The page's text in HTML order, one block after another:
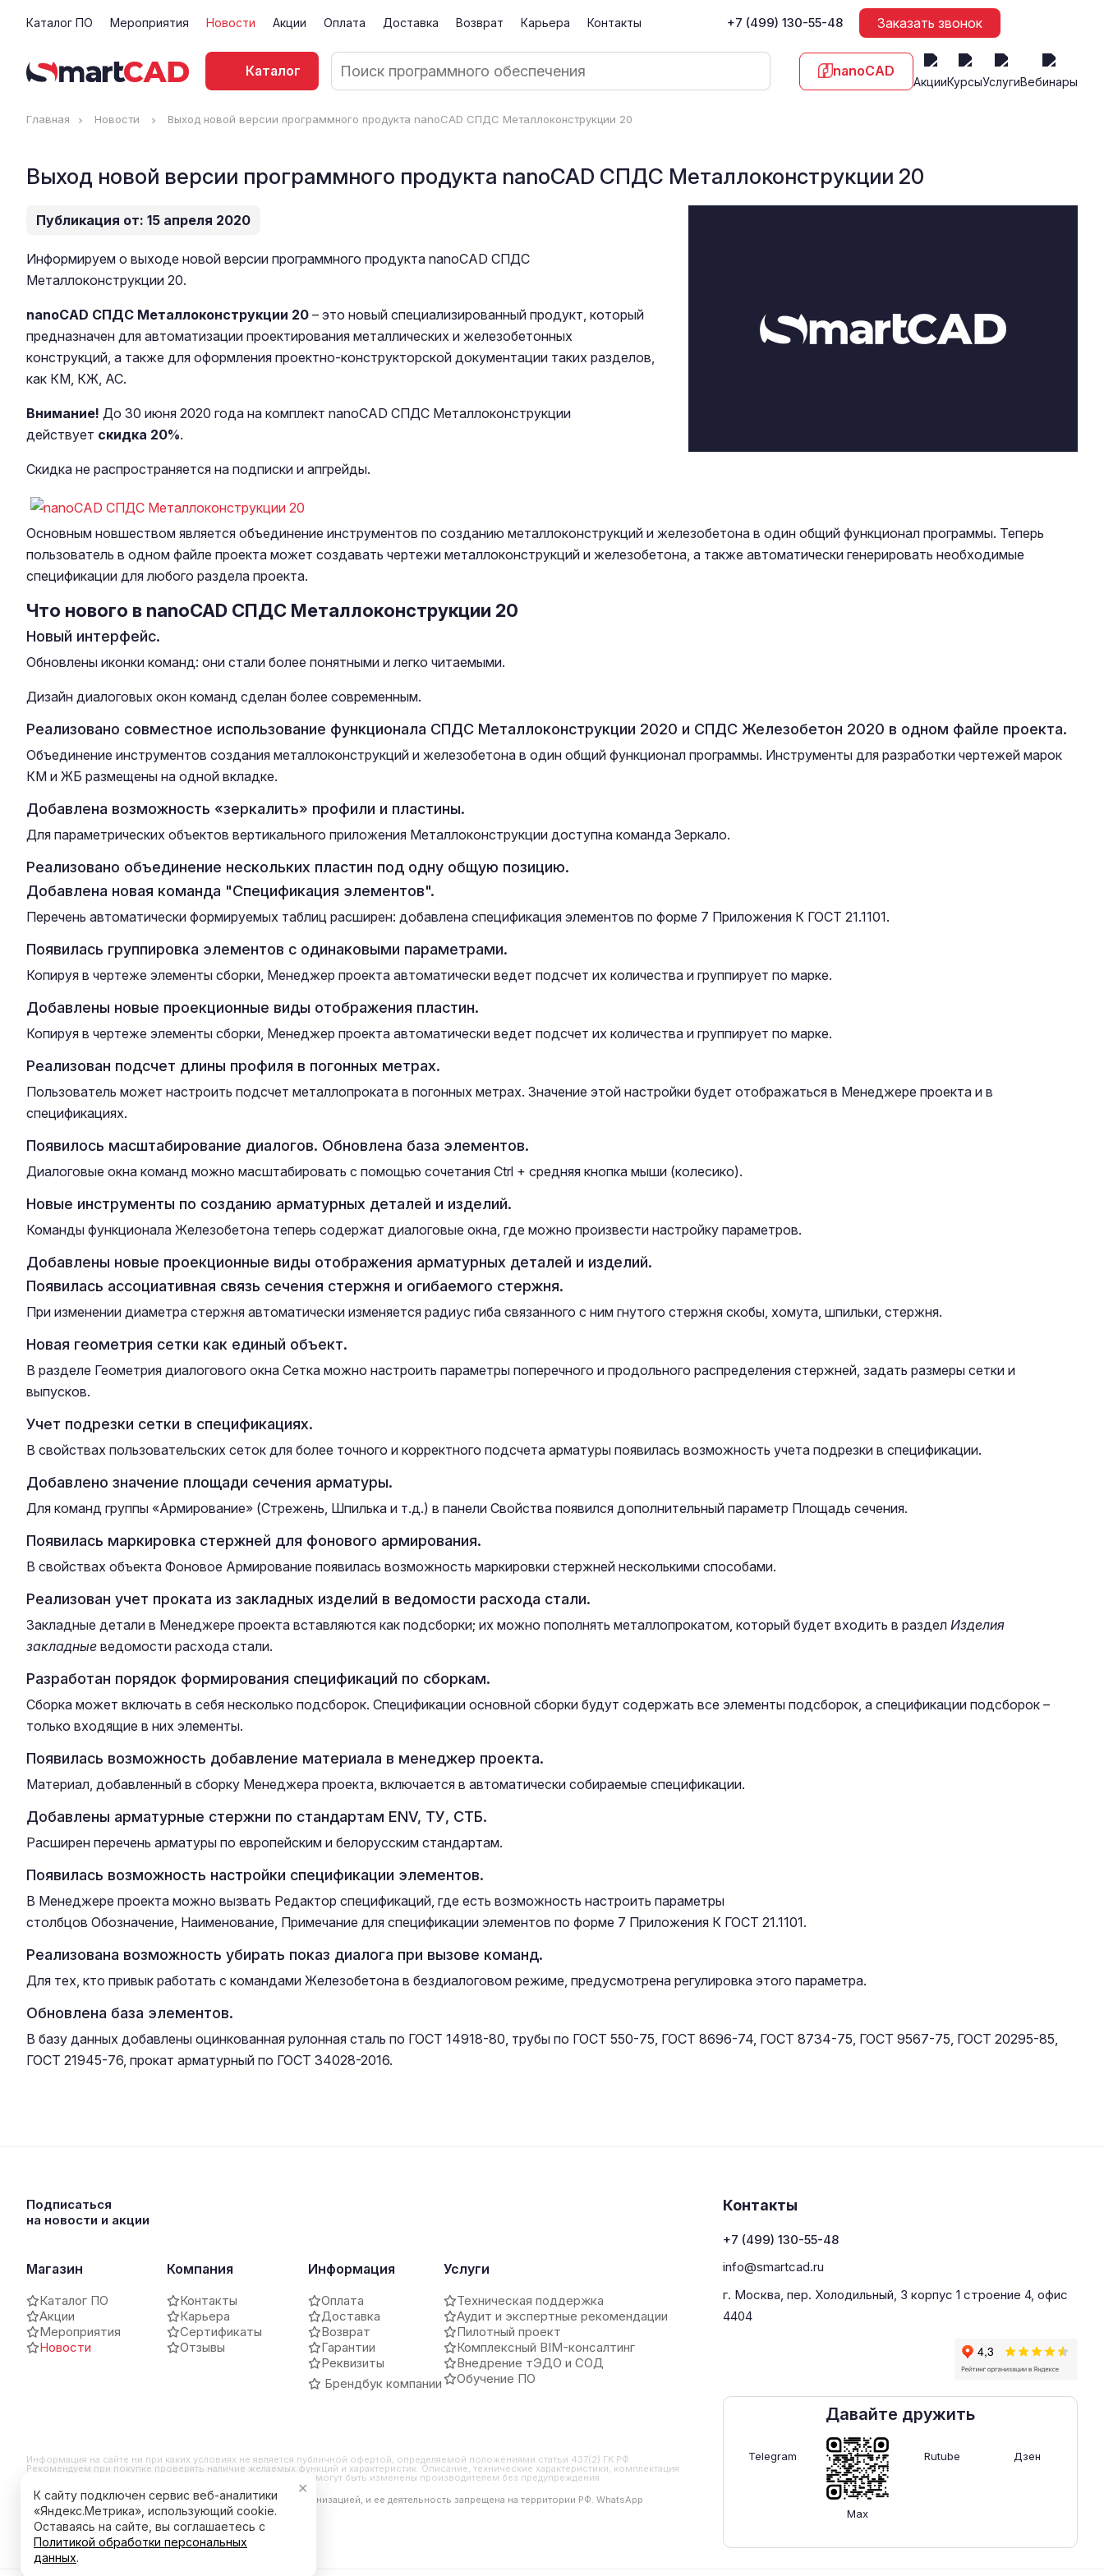
Каталог ПО Мероприятия Новости Акции Оплата Доставка Возврат Карьера Контакты +7 (499) 130-55-48 Заказать звонок
Каталог nanoCAD
АкцииКурсыУслугиВебинары
Главная Новости Выход новой версии программного продукта nanoCAD СПДС Металлоконструкции 20
Выход новой версии программного продукта nanoCAD СПДС Металлоконструкции 20
Публикация от: 15 апреля 2020
Информируем о выходе новой версии программного продукта nanoCAD СПДС
Металлоконструкции 20.
nanoCAD СПДС Металлоконструкции 20 – это новый специализированный продукт, который
предназначен для автоматизации проектирования металлических и железобетонных
конструкций, а также для оформления проектно-конструкторской документации таких разделов,
как КМ, КЖ, АС.
Внимание! До 30 июня 2020 года на комплект nanoCAD СПДС Металлоконструкции
действует скидка 20%.
Скидка не распространяется на подписки и апгрейды.
Основным новшеством является объединение инструментов по созданию металлоконструкций и железобетона в один общий функционал программы. Теперь
пользователь в одном файле проекта может создавать чертежи металлоконструкций и железобетона, а также автоматически генерировать необходимые
спецификации для любого раздела проекта.
Что нового в nanoCAD СПДС Металлоконструкции 20
Новый интерфейс.
Обновлены иконки команд: они стали более понятными и легко читаемыми.
Дизайн диалоговых окон команд сделан более современным.
Реализовано совместное использование функционала СПДС Металлоконструкции 2020 и СПДС Железобетон 2020 в одном файле проекта.
Объединение инструментов создания металлоконструкций и железобетона в один общий функционал программы. Инструменты для разработки чертежей марок
КМ и ЖБ размещены на одной вкладке.
Добавлена возможность «зеркалить» профили и пластины.
Для параметрических объектов вертикального приложения Металлоконструкции доступна команда Зеркало.
Реализовано объединение нескольких пластин под одну общую позицию.
Добавлена новая команда "Спецификация элементов".
Перечень автоматически формируемых таблиц расширен: добавлена спецификация элементов по форме 7 Приложения К ГОСТ 21.1101.
Появилась группировка элементов с одинаковыми параметрами.
Копируя в чертеже элементы сборки, Менеджер проекта автоматически ведет подсчет их количества и группирует по марке.
Добавлены новые проекционные виды отображения пластин.
Копируя в чертеже элементы сборки, Менеджер проекта автоматически ведет подсчет их количества и группирует по марке.
Реализован подсчет длины профиля в погонных метрах.
Пользователь может настроить подсчет металлопроката в погонных метрах. Значение этой настройки будет отображаться в Менеджере проекта и в
спецификациях.
Появилось масштабирование диалогов. Обновлена база элементов.
Диалоговые окна команд можно масштабировать с помощью сочетания Ctrl + средняя кнопка мыши (колесико).
Новые инструменты по созданию арматурных деталей и изделий.
Команды функционала Железобетона теперь содержат диалоговые окна, где можно произвести настройку параметров.
Добавлены новые проекционные виды отображения арматурных деталей и изделий.
Появилась ассоциативная связь сечения стержня и огибаемого стержня.
При изменении диаметра стержня автоматически изменяется радиус гиба связанного с ним гнутого стержня скобы, хомута, шпильки, стержня.
Новая геометрия сетки как единый объект.
В разделе Геометрия диалогового окна Сетка можно настроить параметры поперечного и продольного распределения стержней, задать размеры сетки и
выпусков.
Учет подрезки сетки в спецификациях.
В свойствах пользовательских сеток для более точного и корректного подсчета арматуры появилась возможность учета подрезки в спецификации.
Добавлено значение площади сечения арматуры.
Для команд группы «Армирование» (Стрежень, Шпилька и т.д.) в панели Свойства появился дополнительный параметр Площадь сечения.
Появилась маркировка стержней для фонового армирования.
В свойствах объекта Фоновое Армирование появилась возможность маркировки стержней несколькими способами.
Реализован учет проката из закладных изделий в ведомости расхода стали.
Закладные детали в Менеджере проекта вставляются как подсборки; их можно пополнять металлопрокатом, который будет входить в раздел Изделия
закладные ведомости расхода стали.
Разработан порядок формирования спецификаций по сборкам.
Сборка может включать в себя несколько подсборок. Спецификации основной сборки будут содержать все элементы подсборок, а спецификации подсборок –
только входящие в них элементы.
Появилась возможность добавление материала в менеджер проекта.
Материал, добавленный в сборку Менеджера проекта, включается в автоматически собираемые спецификации.
Добавлены арматурные стержни по стандартам ENV, ТУ, СТБ.
Расширен перечень арматуры по европейским и белорусским стандартам.
Появилась возможность настройки спецификации элементов.
В Менеджере проекта можно вызвать Редактор спецификаций, где есть возможность настроить параметры
столбцов Обозначение, Наименование, Примечание для спецификации элементов по форме 7 Приложения К ГОСТ 21.1101.
Реализована возможность убирать показ диалога при вызове команд.
Для тех, кто привык работать с командами Железобетона в бездиалоговом режиме, предусмотрена регулировка этого параметра.
Обновлена база элементов.
В базу данных добавлены оцинкованная рулонная сталь по ГОСТ 14918-80, трубы по ГОСТ 550-75, ГОСТ 8696-74, ГОСТ 8734-75, ГОСТ 9567-75, ГОСТ 20295-85,
ГОСТ 21945-76, прокат арматурный по ГОСТ 34028-2016.
Подписаться
на новости и акции
Магазин
Каталог ПО
Акции
Мероприятия
Новости
Компания
Контакты
Карьера
Сертификаты
Отзывы
Информация
Оплата
Доставка
Возврат
Гарантии
Реквизиты
Брендбук компании
Услуги
Техническая поддержка
Аудит и экспертные рекомендации
Пилотный проект
Комплексный BIM-консалтинг
Внедрение тЭДО и СОД
Обучение ПО
Информация на сайте ни при каких условиях не является публичной офертой, определяемой положениями статьи 437(2) ГК РФ.
Рекомендуем при покупке проверять наличие желаемых функций и характеристик. Описание, технические характеристики, комплектация
и внешний вид продукта могут отличаться от заявленных или могут быть изменены производителем без предупреждения
*Компания Meta Platforms Inc. признана экстремистской организацией, и ее деятельность запрещена на территории РФ. WhatsApp
является ее продуктом.
Контакты
+7 (499) 130-55-48
info@smartcad.ru
г. Москва, пер. Холодильный, 3 корпус 1 строение 4, офис
4404
Давайте дружить
Telegram
Max
Rutube Дзен
К сайту подключен сервис веб-аналитики
«Яндекс.Метрика», использующий cookie.
Оставаясь на сайте, вы соглашаетесь с
Политикой обработки персональных
данных.
✕